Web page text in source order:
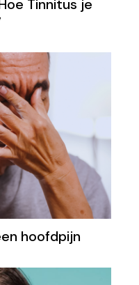
Tinnitus je
hoofdpijn